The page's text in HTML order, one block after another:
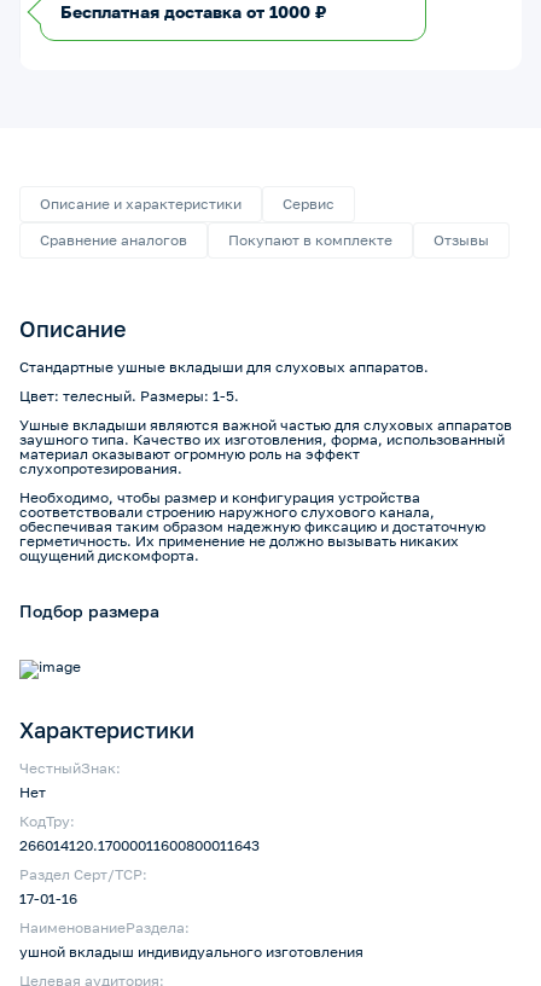
Бесплатная доставка от 1000 ₽
Описание и характеристики
Сервис
Сравнение аналогов
Покупают в комплекте Отзывы
Описание
Стандартные ушные вкладыши для слуховых аппаратов.
Цвет: телесный. Размеры: 1-5.
Ушные вкладыши являются важной частью для слуховых аппаратов
заушного типа. Качество их изготовления, форма, использованный
материал оказывают огромную роль на эффект
слухопротезирования.
Необходимо, чтобы размер и конфигурация устройства
соответствовали строению наружного слухового канала,
обеспечивая таким образом надежную фиксацию и достаточную
герметичность. Их применение не должно вызывать никаких
ощущений дискомфорта.
Подбор размера
Характеристики
ЧестныйЗнак:
Нет
КодТру:
266014120.17000011600800011643
Раздел Серт/ТСР:
17-01-16
НаименованиеРаздела:
ушной вкладыш индивидуального изготовления
Целевая аудитория: